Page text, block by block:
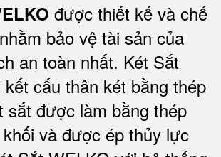
được thiết kế và chế
bảo vệ tài sản của
an toàn nhất. Két Sắt
cấu thân két bằng thép
sắt được làm bằng thép
và được ép thủy lực